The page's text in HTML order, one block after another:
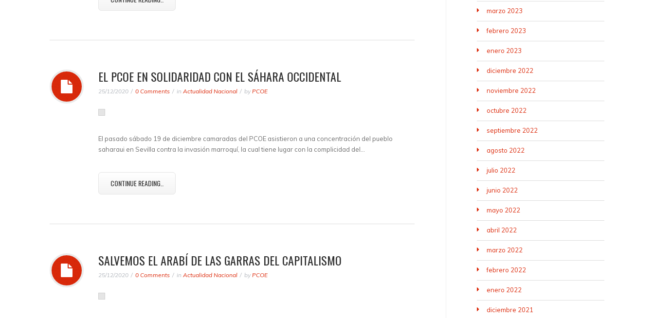
EL PCOE EN SOLIDARIDAD CON EL SÁHARA OCCIDENTAL
25/12/2020 0 Comments in Actualidad Nacional by PCOE
El pasado sábado 19 de diciembre camaradas del PCOE asistieron a una concentración del pueblo
saharaui en Sevilla contra la invasión marroquí, la cual tiene lugar con la complicidad del…
CONTINUE READING..
SALVEMOS EL ARABÍ DE LAS GARRAS DEL CAPITALISMO
25/12/2020 0 Comments in Actualidad Nacional by PCOE
marzo 2023
febrero 2023
enero 2023
diciembre 2022
noviembre 2022
octubre 2022
septiembre 2022
agosto 2022
julio 2022
junio 2022
mayo 2022
abril 2022
marzo 2022
febrero 2022
enero 2022
diciembre 2021